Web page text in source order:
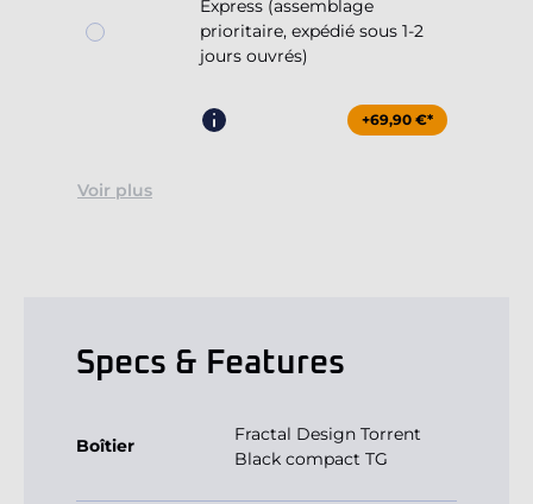
Express (assemblage
prioritaire, expédié sous 1-2
jours ouvrés)
+69,90 €*
Voir plus
Specs & Features
Boîtier
Fractal Design Torrent
Black compact TG